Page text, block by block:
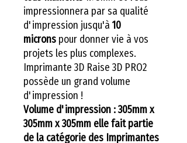
impressionnera par sa qualité
d'impression jusqu'à 10
microns pour donner vie à vos
projets les plus complexes.
Imprimante 3D Raise 3D PRO2
possède un grand volume
d'impression !
Volume d'impression : 305mm x
305mm x 305mm elle fait partie
de la catégorie des Imprimantes